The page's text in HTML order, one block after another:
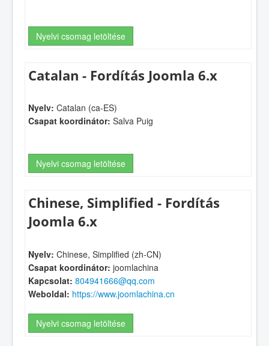
Nyelvi csomag letöltése
Catalan - Fordítás Joomla 6.x
Nyelv: Catalan (ca-ES)
Csapat koordinátor: Salva Puig
Nyelvi csomag letöltése
Chinese, Simplified - Fordítás
Joomla 6.x
Nyelv: Chinese, Simplified (zh-CN)
Csapat koordinátor: joomlachina
Kapcsolat: 804941666@qq.com
Weboldal: https://www.joomlachina.cn
Nyelvi csomag letöltése